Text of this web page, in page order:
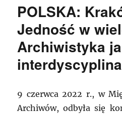
POLSKA:
Jedność w
Archiwistyka
9 czerwca 2022 r., w
Archiwów, odbyła się